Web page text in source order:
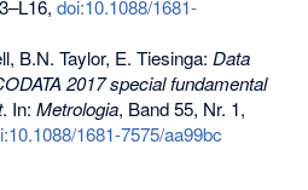
doi:10.1088/1681-
B.N. Taylor, E. Tiesinga: Data
2017 special fundamental
. In: Metrologia, Band 55, Nr. 1,
1681-7575/aa99bc